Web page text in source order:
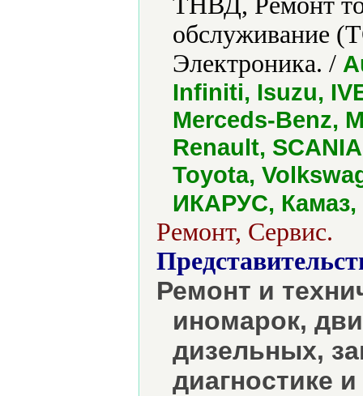
обслуживание
Электроника. /
Infiniti, Isuzu,
Merceds-Benz,
Renault,
Toyota,
ИКАРУС,
Ремонт, Сервис.
Ремонт и
иномарок,
дизельных,
диагностике